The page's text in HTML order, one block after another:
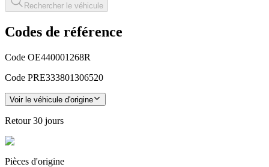
Rechercher le véhicule
Codes de référence
Code OE440001268R
Code PRE333801306520
Voir le véhicule d'origine
Retour30 jours
Pièces d'origine